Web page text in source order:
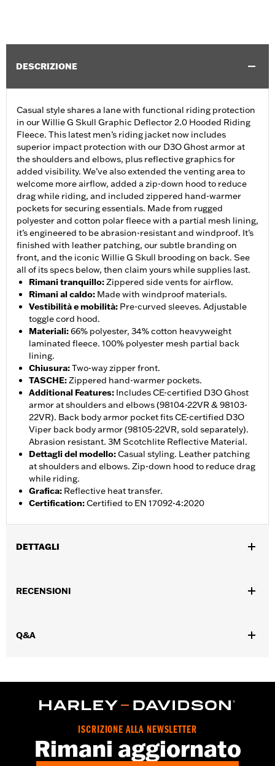
DESCRIZIONE
Casual style shares a lane with functional riding protection
in our Willie G Skull Graphic Deflector 2.0 Hooded Riding
Fleece. This latest men’s riding jacket now includes
superior impact protection with our D3O Ghost armor at
the shoulders and elbows, plus reflective graphics for
added visibility. We’ve also extended the venting area to
welcome more airflow, added a zip-down hood to reduce
drag while riding, and included zippered hand-warmer
pockets for securing essentials. Made from rugged
polyester and cotton polar fleece with a partial mesh lining,
it’s engineered to be abrasion-resistant and windproof. It’s
finished with leather patching, our subtle branding on
front, and the iconic Willie G Skull brooding on back. See
all of its specs below, then claim yours while supplies last.
Rimani tranquillo:Zippered side vents for airflow.
Rimani al caldo: Made with windproof materials.
Vestibilità e mobilità: Pre-curved sleeves. Adjustable
toggle cord hood.
Materiali:66% polyester, 34% cotton heavyweight
laminated fleece. 100% polyester mesh partial back
lining.
Chiusura:Two-way zipper front.
TASCHE:Zippered hand-warmer pockets.
Additional Features: Includes CE-certified D3O Ghost
armor at shoulders and elbows (98104-22VR & 98103-
22VR). Back body armor pocket fits CE-certified D3O
Viper back body armor (98105-22VR, sold separately).
Abrasion resistant. 3M Scotchlite Reflective Material.
Dettagli del modello:Casual styling. Leather patching
at shoulders and elbows. Zip-down hood to reduce drag
while riding.
Grafica: Reflective heat transfer.
Certification:Certified to EN 17092-4:2020
DETTAGLI
Collezione:Willie G Skull
Protezione inclusa
d.com/warrantyfor full details
Origine:Imported
RECENSIONI
Q&A
ISCRIZIONE ALLA NEWSLETTER
Rimani aggiornato